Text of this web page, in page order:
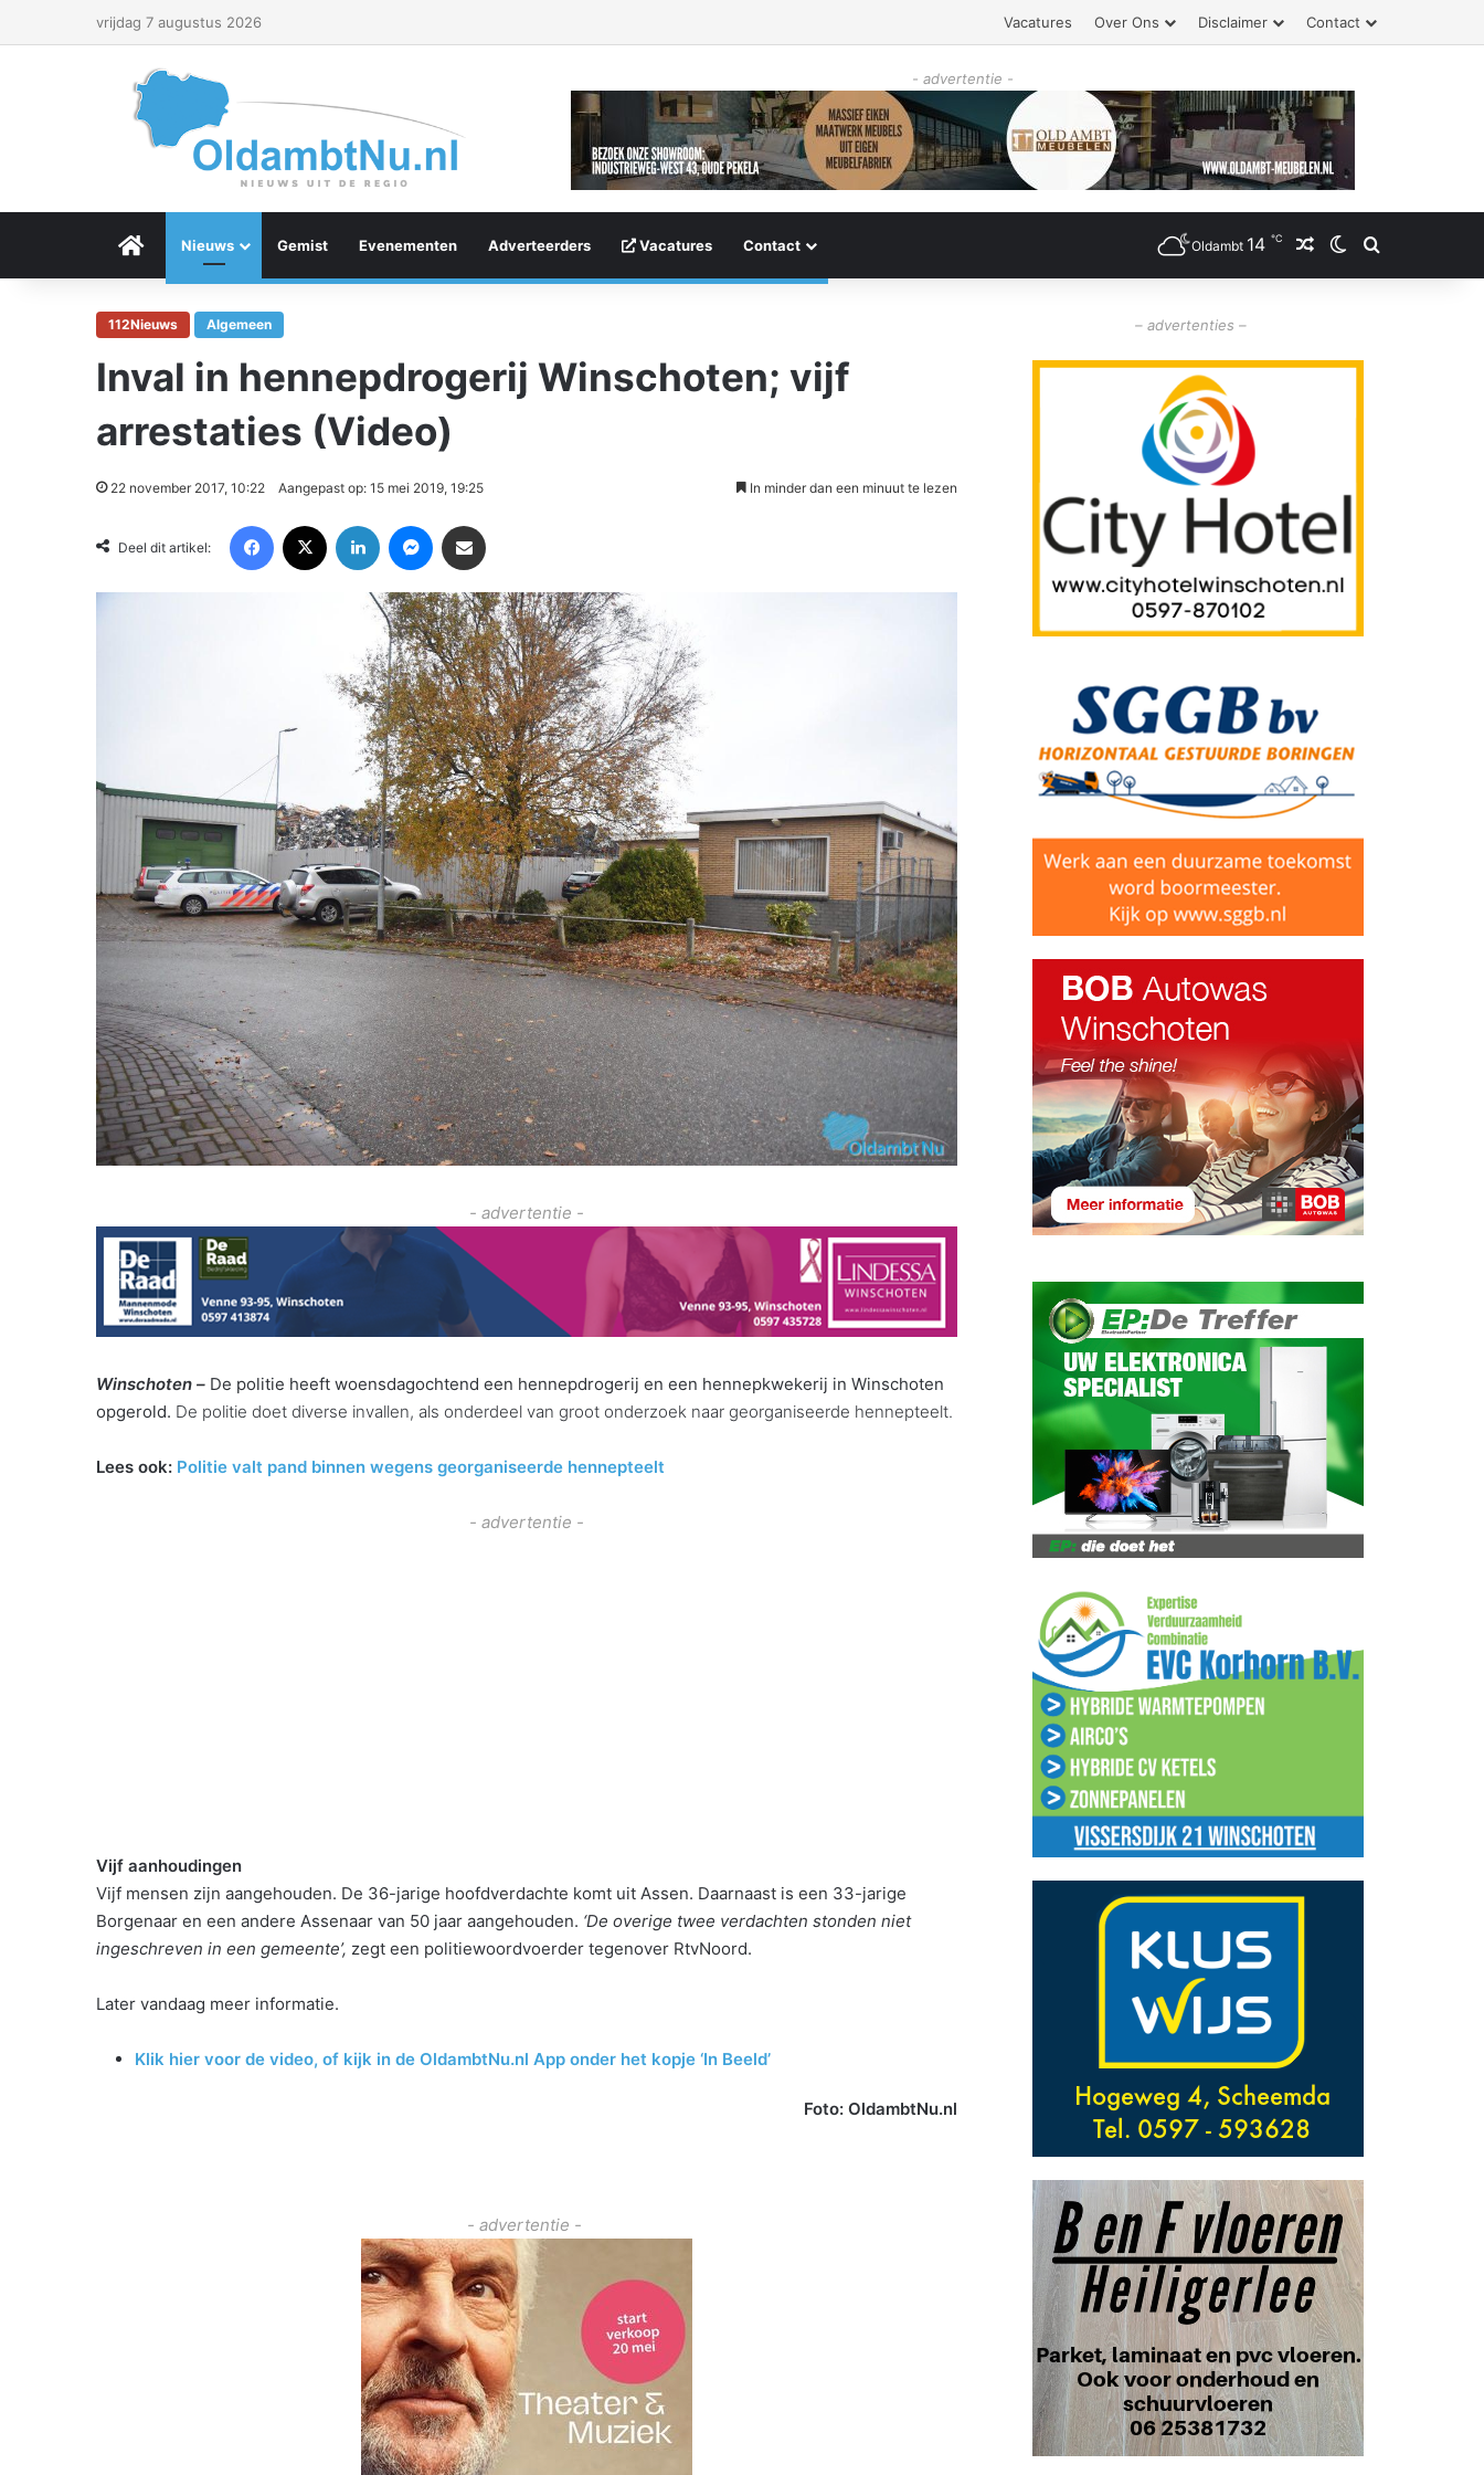
vrijdag 7 augustus 2026 Vacatures Over Ons Disclaimer Contact
- advertentie -
Menu Item
Nieuws Gemist Evenementen Adverteerders Vacatures Contact Oldambt 14 ℃ Willekeurig artikel
Switch skin
Zoeken
112Nieuws Algemeen
Inval in hennepdrogerij Winschoten; vijf
arrestaties (Video)
22 november 2017, 10:22 Aangepast op: 15 mei 2019, 19:25 In minder dan een minuut te lezen
Deel dit artikel:
- advertentie -
Winschoten – De politie heeft woensdagochtend een hennepdrogerij en een hennepkwekerij in Winschoten
opgerold. De politie doet diverse invallen, als onderdeel van groot onderzoek naar georganiseerde hennepteelt.
Lees ook: Politie valt pand binnen wegens georganiseerde hennepteelt
- advertentie -
Vijf aanhoudingen
Vijf mensen zijn aangehouden. De 36-jarige hoofdverdachte komt uit Assen. Daarnaast is een 33-jarige
Borgenaar en een andere Assenaar van 50 jaar aangehouden. ‘De overige twee verdachten stonden niet
ingeschreven in een gemeente’, zegt een politiewoordvoerder tegenover RtvNoord.
Later vandaag meer informatie.
Klik hier voor de video, of kijk in de OldambtNu.nl App onder het kopje ‘In Beeld’
Foto: OldambtNu.nl
- advertentie -
– advertenties –